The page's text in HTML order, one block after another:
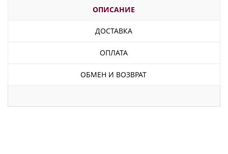
ОПИСАНИЕ
ДОСТАВКА
ОПЛАТА
ОБМЕН И ВОЗВРАТ